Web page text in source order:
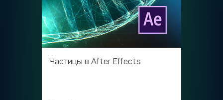
Частицы в After Effects